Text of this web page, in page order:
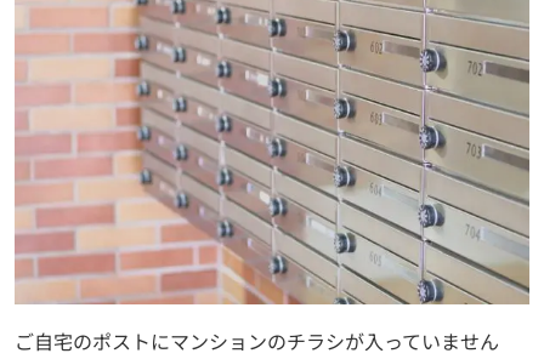
ご自宅のポストにマンションのチラシが入っていません